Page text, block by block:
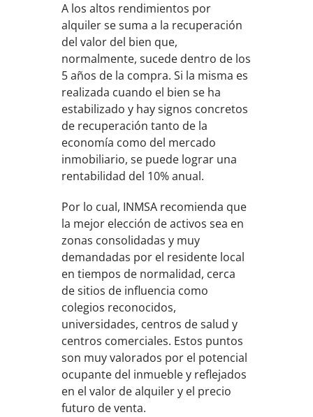
A los altos rendimientos por
alquiler se suma a la recuperación
del valor del bien que,
normalmente, sucede dentro de los
5 años de la compra. Si la misma es
realizada cuando el bien se ha
estabilizado y hay signos concretos
de recuperación tanto de la
economía como del mercado
inmobiliario, se puede lograr una
rentabilidad del 10% anual.
Por lo cual, INMSA recomienda que
la mejor elección de activos sea en
zonas consolidadas y muy
demandadas por el residente local
en tiempos de normalidad, cerca
de sitios de influencia como
colegios reconocidos,
universidades, centros de salud y
centros comerciales. Estos puntos
son muy valorados por el potencial
ocupante del inmueble y reflejados
en el valor de alquiler y el precio
futuro de venta.